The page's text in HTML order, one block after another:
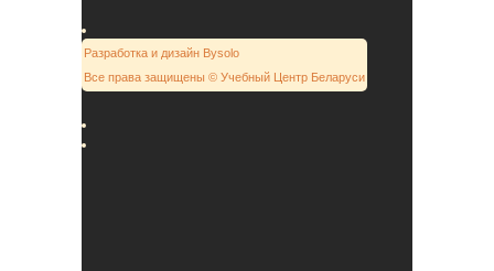
Разработка и дизайн Bysolo
Все права защищены © Учебный Центр Беларуси